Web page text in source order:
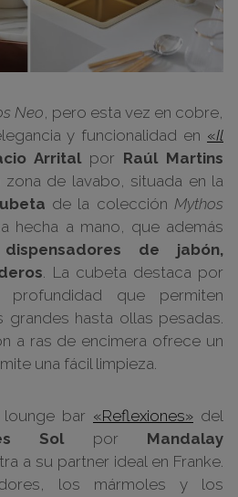
Neo, pero esta vez en cobre,
y funcionalidad en «Il
Arritalpor Raúl Martins
zona de lavabo, situada en la
de la colección Mythos
hecha a mano, que además
dispensadores de jabón,
. La cubeta destaca por
que permiten
grandes hasta ollas pesadas.
a ras de encimera ofrece un
una fácil limpieza.
bar «Reflexiones» del
Solpor Mandalay
a su partner ideal en Franke.
los mármoles y los